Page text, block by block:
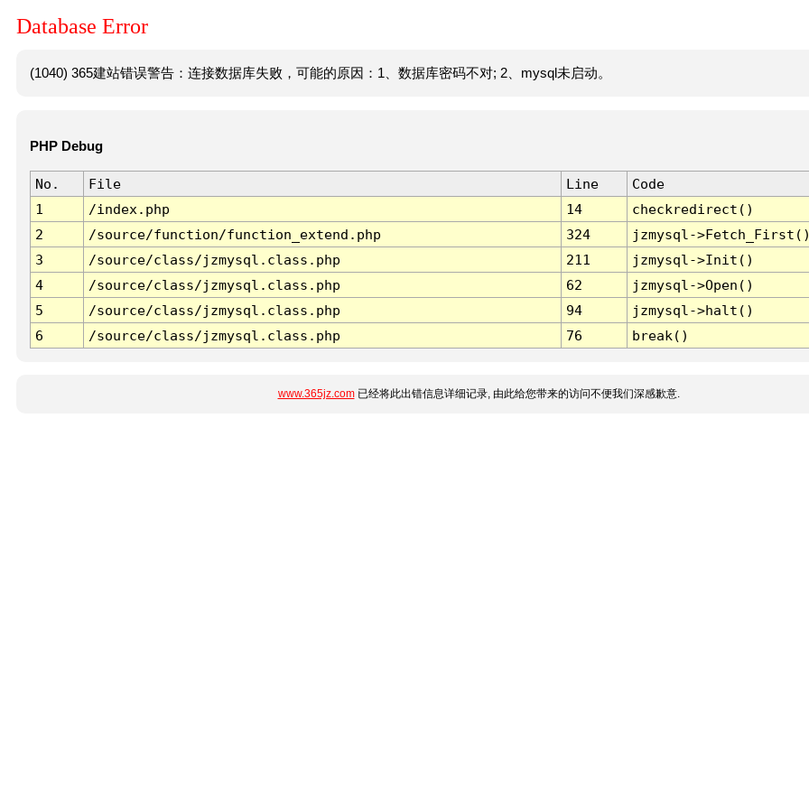
Database Error
(1040) 365建站错误警告：连接数据库失败，可能的原因：1、数据库密码不对; 2、mysql未启动。
PHP Debug
No. File Line
Code
1
/index.php 14
checkredirect()
2
/source/function/function_extend.php 324
jzmysql-
3
/source/class/jzmysql.class.php 211
jzmysql->Init()
4
/source/class/jzmysql.class.php 62
jzmysql->Open()
5
/source/class/jzmysql.class.php 94
jzmysql->halt()
6
/source/class/jzmysql.class.php 76 break()
www.365jz.com已经将此出错信息详细记录, 由此给您带来的访问不便我们深感歉意.